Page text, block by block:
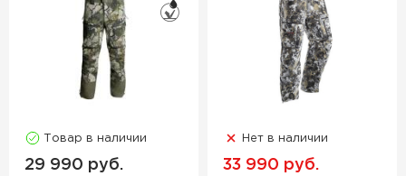
Товар в наличии
29 990 руб.
Нет в наличии
33 990 руб.